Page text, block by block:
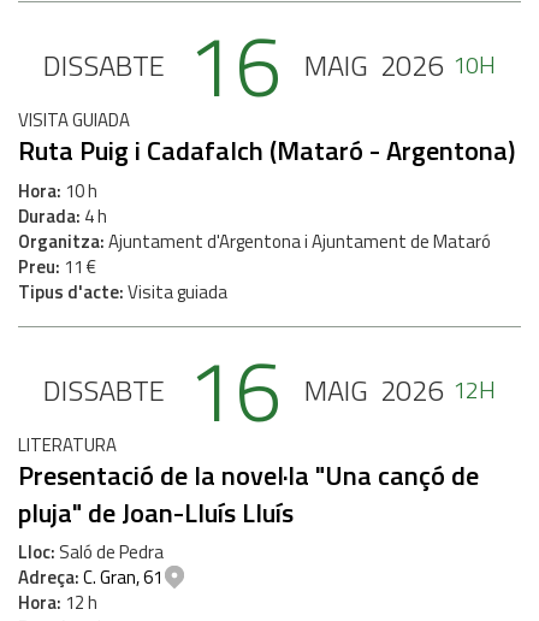
DISSABTE 16 MAIG 2026 10H
VISITA GUIADA
Ruta Puig i Cadafalch (Mataró - Argentona)
Hora 10 h
Durada 4 h
Organitza Ajuntament d'Argentona i Ajuntament de Mataró
Preu 11 €
Tipus d'acte Visita guiada
DISSABTE 16 MAIG 2026 12H
LITERATURA
Presentació de la novel·la "Una cançó de
pluja" de Joan-Lluís Lluís
Lloc Saló de Pedra
Adreça C. Gran, 61
Hora 12 h